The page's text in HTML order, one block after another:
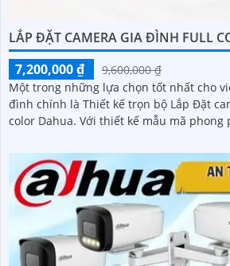
LẮP ĐẶT CAMERA GIA ĐÌNH FULL
7,200,000 ₫
9,600,000 ₫
Một trong những lựa chọn tốt nhất cho
đình chính là Thiết kế trọn bộ Lắp Đặt
color Dahua. Với thiết kế mẫu mã